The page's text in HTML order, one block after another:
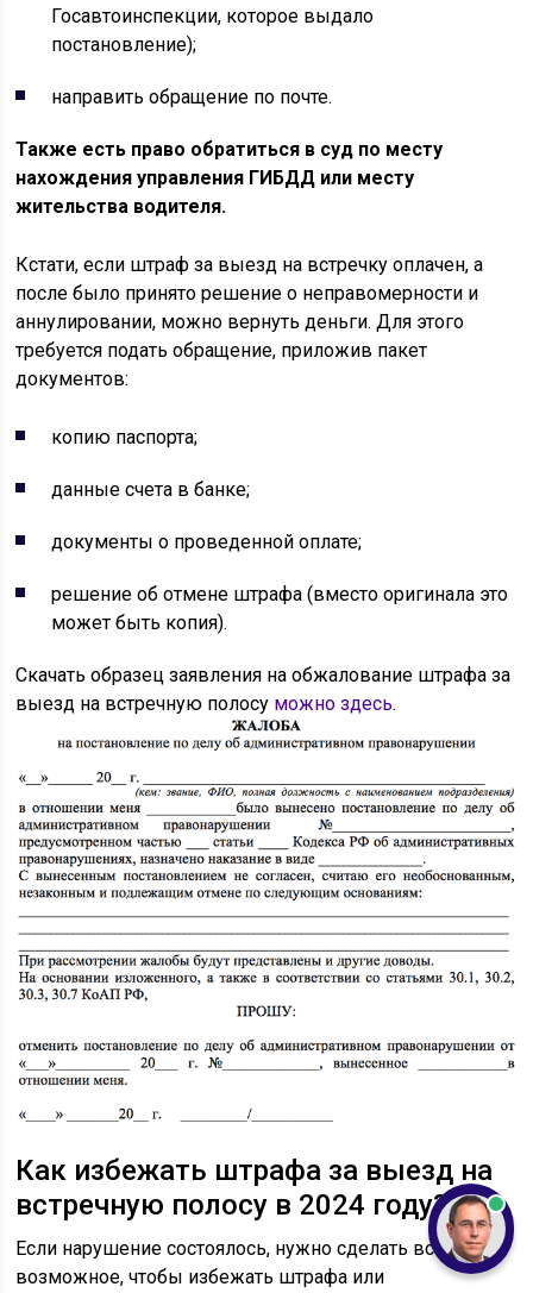
Госавтоинспекции, которое выдало
постановление);
направить обращение по почте.
Также есть право обратиться в суд по месту
нахождения управления ГИБДД или месту
жительства водителя.
Кстати, если штраф за выезд на встречку оплачен, а
после было принято решение о неправомерности и
аннулировании, можно вернуть деньги. Для этого
требуется подать обращение, приложив пакет
документов:
копию паспорта;
данные счета в банке;
документы о проведенной оплате;
решение об отмене штрафа (вместо оригинала это
может быть копия).
Скачать образец заявления на обжалование штрафа за
выезд на встречную полосу можно здесь.
Как избежать штрафа за выезд на
встречную полосу в 2024 году?
Если нарушение состоялось, нужно сделать все
возможное, чтобы избежать штрафа или